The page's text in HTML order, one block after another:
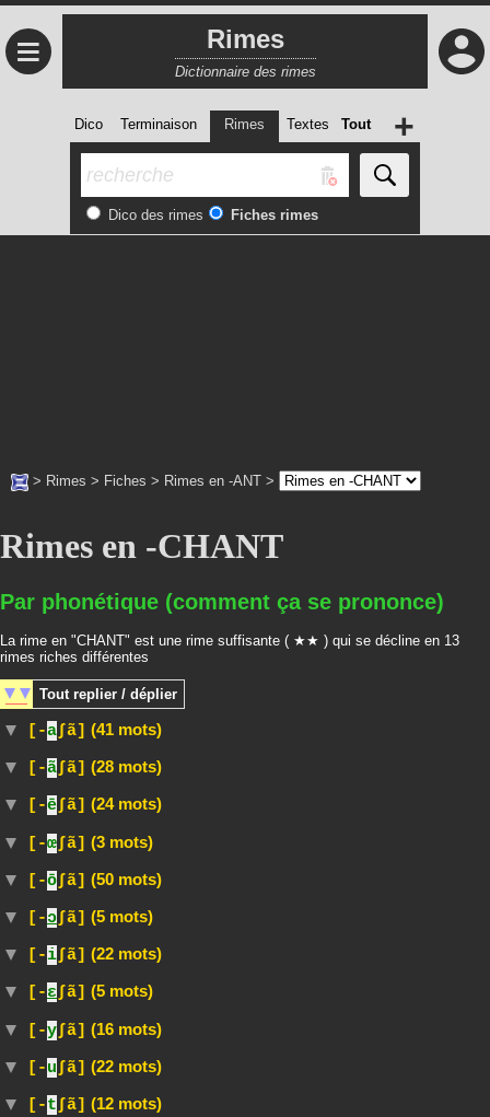
≡ Rimes
Dictionnaire des rimes
Dico Terminaison Rimes Textes Tout
Dico des rimes Fiches rimes
+
> Rimes > Fiches > Rimes en -ANT >
Rimes en -CHANT
Par phonétique (comment ça se prononce)
La rime en "CHANT" est une rime suffisante ( ★★ ) qui se décline en 13
rimes riches différentes
Tout replier / déplier
[-a∫ã] (41 mots)
[-ã∫ã] (28 mots)
[-ē∫ã] (24 mots)
[-œ∫ã] (3 mots)
[-ō∫ã] (50 mots)
[-ɔ∫ã] (5 mots)
[-i∫ã] (22 mots)
[-ɛ ∫ã] (5 mots)
[-y∫ã] (16 mots)
[-u ∫ã] (22 mots)
[-t ∫ã] (12 mots)